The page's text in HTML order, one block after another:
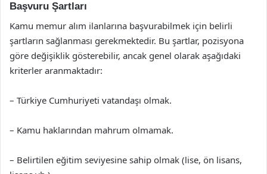
Başvuru Şartları
Kamu memur alım ilanlarına başvurabilmek için belirli
şartların sağlanması gerekmektedir. Bu şartlar, pozisyona
göre değişiklik gösterebilir, ancak genel olarak aşağıdaki
kriterler aranmaktadır:
– Türkiye Cumhuriyeti vatandaşı olmak.
– Kamu haklarından mahrum olmamak.
– Belirtilen eğitim seviyesine sahip olmak (lise, ön lisans,